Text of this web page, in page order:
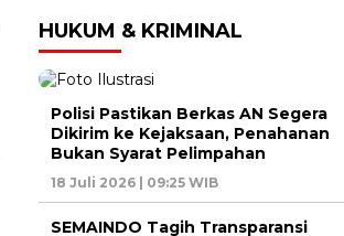
HUKUM & KRIMINAL
Polisi Pastikan Berkas AN Segera
Dikirim ke Kejaksaan, Penahanan
Bukan Syarat Pelimpahan
18 Juli 2026 | 09:25 WIB
SEMAINDO Tagih Transparansi